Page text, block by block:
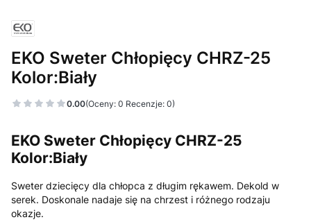
EKO Sweter Chłopięcy CHRZ-25
Kolor:Biały
0.00(Oceny: 0 Recenzje: 0)
EKO Sweter Chłopięcy CHRZ-25
Kolor:Biały
Sweter dziecięcy dla chłopca z długim rękawem. Dekold w
serek. Doskonale nadaje się na chrzest i różnego rodzaju
okazje.